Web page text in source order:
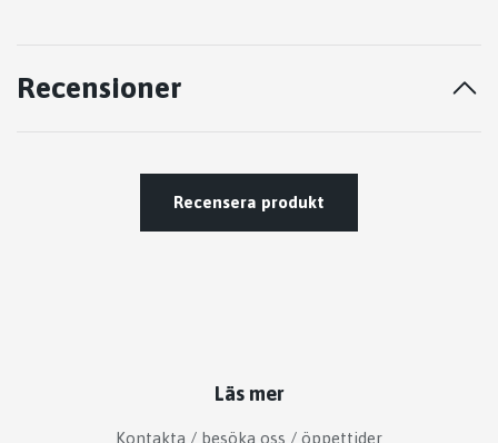
Recensioner
Recensera produkt
Läs mer
Kontakta / besöka oss / öppettider